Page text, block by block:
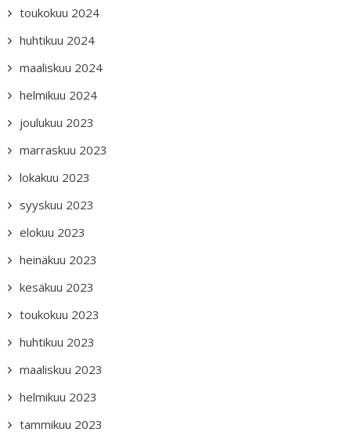
toukokuu 2024
huhtikuu 2024
maaliskuu 2024
helmikuu 2024
joulukuu 2023
marraskuu 2023
lokakuu 2023
syyskuu 2023
elokuu 2023
heinäkuu 2023
kesäkuu 2023
toukokuu 2023
huhtikuu 2023
maaliskuu 2023
helmikuu 2023
tammikuu 2023